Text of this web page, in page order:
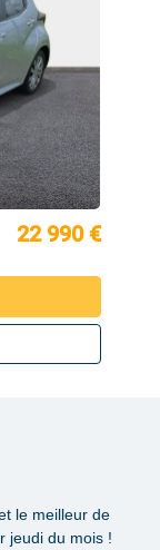
22 990 €
le meilleur de
jeudi du mois !